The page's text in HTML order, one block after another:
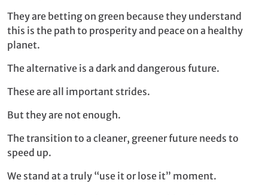
They are betting on green because they understand
this is the path to prosperity and peace on a healthy
planet.
The alternative is a dark and dangerous future.
These are all important strides.
But they are not enough.
The transition to a cleaner, greener future needs to
speed up.
We stand at a truly “use it or lose it” moment.